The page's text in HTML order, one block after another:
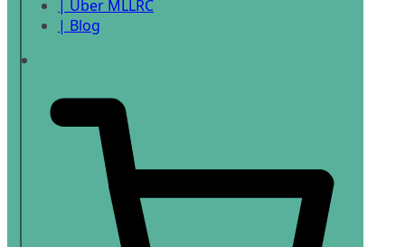
| Über MLLRC
| Blog